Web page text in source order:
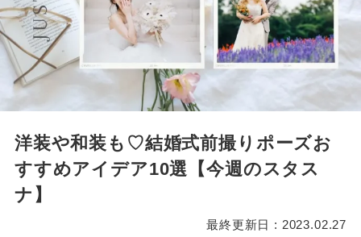
洋装や和装も♡結婚式前撮りポーズお
すすめアイデア10選【今週のスタス
ナ】
最終更新日 : 2023.02.27